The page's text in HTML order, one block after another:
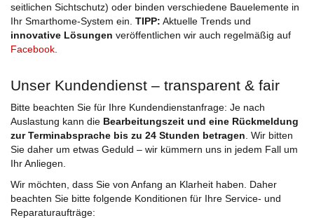
seitlichen Sichtschutz) oder binden verschiedene Bauelemente in
Ihr Smarthome-System ein. TIPP: Aktuelle Trends und
innovative Lösungen veröffentlichen wir auch regelmäßig auf
Facebook
Unser Kundendienst – transparent & fair
Bitte beachten Sie für Ihre Kundendienstanfrage: Je nach
Auslastung kann die Bearbeitungszeit und eine Rückmeldung
zur Terminabsprache bis zu 24 Stunden betragen . Wir bitten
Sie daher um etwas Geduld – wir kümmern uns in jedem Fall um
Ihr Anliegen.
Wir möchten, dass Sie von Anfang an Klarheit haben. Daher
beachten Sie bitte folgende Konditionen für Ihre Service- und
Reparaturaufträge: